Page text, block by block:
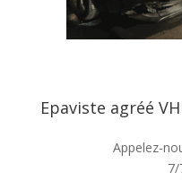
Epaviste agréé
Appelez-